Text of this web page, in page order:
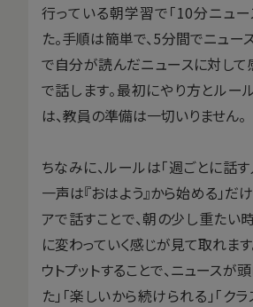
行っている朝学習で「10分ニュー
た。手順は簡単で、5分間でニュー
で自分が読んだニュースに対して
で話します。最初にやり方とルー
は、教員の準備は一切いりません。
ちなみに、ルールは「週ごとに話す
一声は『おはよう』から始める」だ
アで話すことで、朝の少し重たい
に変わっていく感じが見て取れます
ウトプットすることで、ニュースが
た」「楽しいから続けられる」「ク